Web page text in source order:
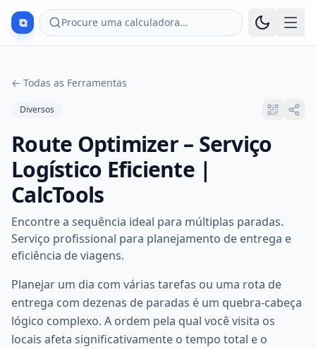
⧉ Procure uma calculadora...
← Todas as Ferramentas
Diversos
Route Optimizer – Serviço
Logístico Eficiente |
CalcTools
Encontre a sequência ideal para múltiplas paradas.
Serviço profissional para planejamento de entrega e
eficiência de viagens.
Planejar um dia com várias tarefas ou uma rota de
entrega com dezenas de paradas é um quebra-cabeça
lógico complexo. A ordem pela qual você visita os
locais afeta significativamente o tempo total e o